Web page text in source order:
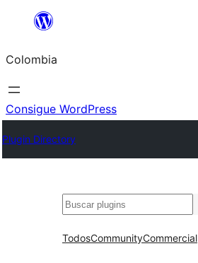
Saltar
contenido
Colombia
Consigue WordPress
Plugin Directory
Buscar
TodosCommunityCommercial